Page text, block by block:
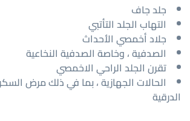
جلد جاف
التهاب الجلد التأتبي
جلاد أخمصي الأحداث
الصدفية ، وخاصة الصدفية النخاعية
تقرن الجلد الراحي الاخمصي
الحالات الجهازية ، بما في ذلك مرض
الدرقية